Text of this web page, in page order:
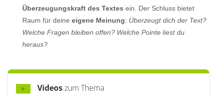
Überzeugungskraft des Textes ein. Der Schluss bietet
Raum für deine eigene Meinung: Überzeugt dich der Text?
Welche Fragen bleiben offen? Welche Pointe liest du
heraus?
Videoszum Thema